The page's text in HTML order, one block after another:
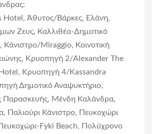
Άθυτος/Βάρκες, Ελάνη,
Ζευς, Καλλιθέα-Δημοτικό
Κάνιστρο/Miraggio, Κοινοτική
Κρυοπηγή 2/Alexander Τhe
Κρυοπηγή 4/Kassandra
Δημοτικό Αναψυκτήριο,
Παρασκευής, Μένδη Καλάνδρα,
Παλιούρι Κάνιστρο, Πευκοχώρι
Fyki Beach, Πολύχρονο